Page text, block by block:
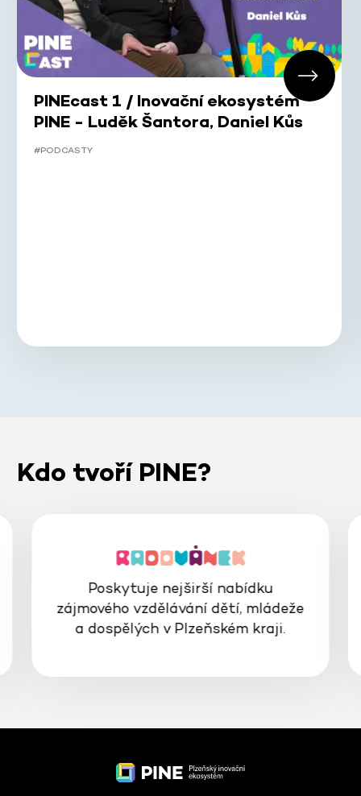
PINEcast 1 / Inovační ekosystém
PINE - Luděk Šantora, Daniel Kůs
#PODCASTY
Kdo tvoří PINE?
Interaktivní prostor, kde se můžete
bavit, vzdělávat a inspirovat světem
vědy a techniky.